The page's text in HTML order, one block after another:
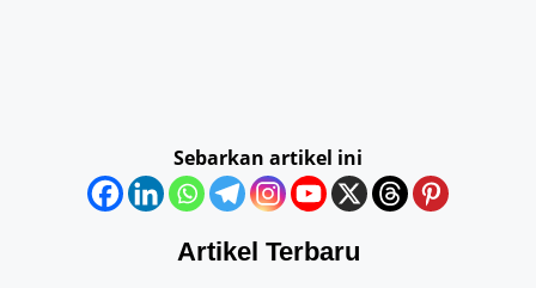
Sebarkan artikel ini
Artikel Terbaru